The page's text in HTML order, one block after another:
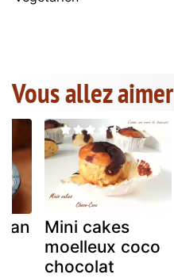
Vous allez aimer
Mini cakes
moelleux coco
chocolat